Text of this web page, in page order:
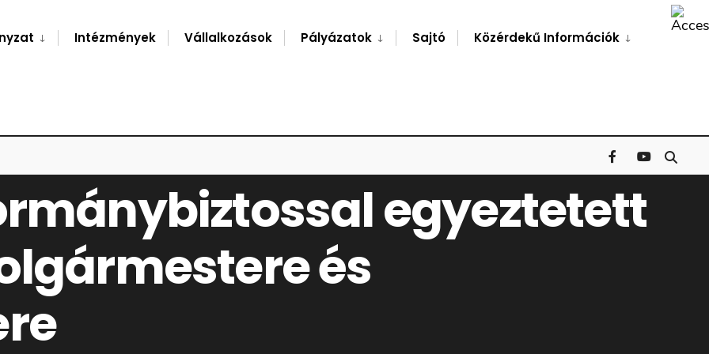
Intézmények Vállalkozások Pályázatok Sajtó Közérdekű Információk
egyeztetett
és
Window